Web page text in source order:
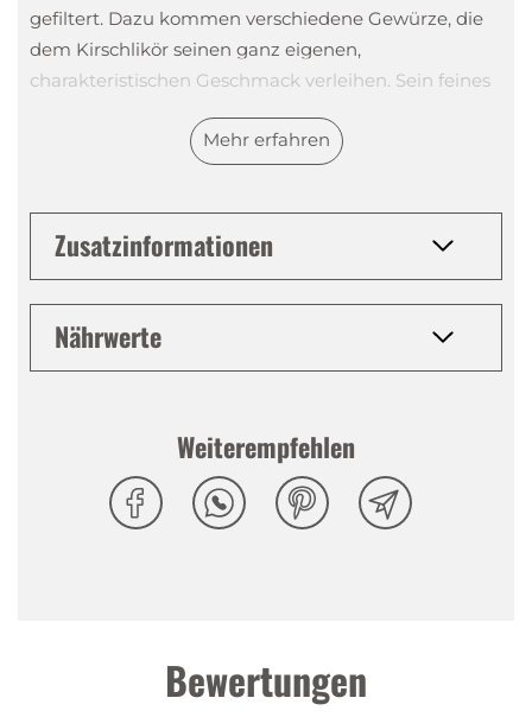
gefiltert. Dazu kommen verschiedene Gewürze, die
dem Kirschlikör seinen ganz eigenen,
charakteristischen Geschmack verleihen. Sein feines
Kirschliköre, die meist auf dem Saft der Maraska-
Kirsche basieren.
Erfunden wurde der Maraschino übrigens im
Hafenstadt Zadar. Noch heute trägt eine der
bekanntesten Maraschino-Marken seinen Namen.
zum Verfeinern von Obstsalat verwendet wird.
Ausprobieren lohnt sich!
Mehr erfahren
Zusatzinformationen
Nährwerte
Weiterempfehlen
Bewertungen